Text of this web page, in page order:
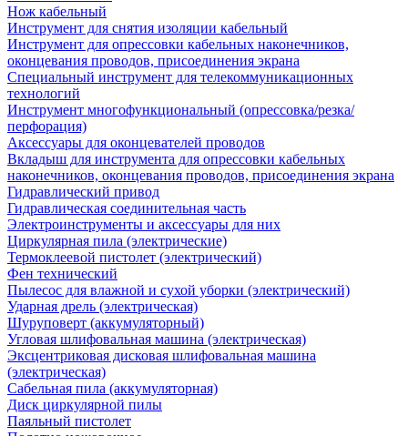
Нож кабельный
Инструмент для снятия изоляции кабельный
Инструмент для опрессовки кабельных наконечников,
оконцевания проводов, присоединения экрана
Специальный инструмент для телекоммуникационных
технологий
Инструмент многофункциональный (опрессовка/резка/
перфорация)
Аксессуары для оконцевателей проводов
Вкладыш для инструмента для опрессовки кабельных
наконечников, оконцевания проводов, присоединения экрана
Гидравлический привод
Гидравлическая соединительная часть
Электроинструменты и аксессуары для них
Циркулярная пила (электрические)
Термоклеевой пистолет (электрический)
Фен технический
Пылесос для влажной и сухой уборки (электрический)
Ударная дрель (электрическая)
Шуруповерт (аккумуляторный)
Угловая шлифовальная машина (электрическая)
Эксцентриковая дисковая шлифовальная машина
(электрическая)
Сабельная пила (аккумуляторная)
Диск циркулярной пилы
Паяльный пистолет